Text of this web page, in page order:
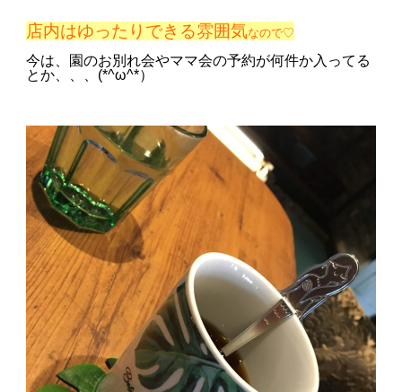
店内はゆったりできる雰囲気なので♡
今は、園のお別れ会やママ会の予約が何件か入ってる
とか、、、(*^ω^*）